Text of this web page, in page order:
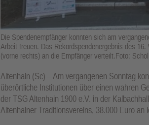
Die Spendenempfänger konnten sich am
Arbeit freuen. Das Rekordspendenergebnis des
(vorne rechts) an die Empfänger verteilt.Foto: Scholl
Altenhain (Sc) – Am vergangenen Sonntag
überörtliche Institutionen über einen wahren
der TSG Altenhain 1900 e.V. in der
Altenhainer Traditionsvereins, 38.000 Euro